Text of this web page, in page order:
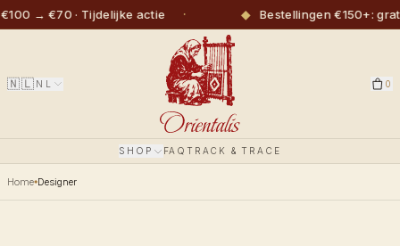
→ €70 · Tijdelijke actie Bestellingen €150+: gratis
🇳🇱 NL 0
SHOP FAQTRACK & TRACE
Home Designer